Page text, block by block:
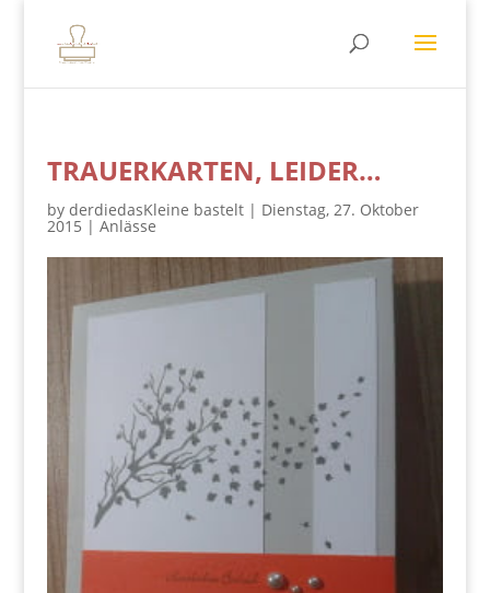
TRAUERKARTEN, LEIDER…
by derdiedasKleine bastelt| Dienstag, 27. Oktober
2015 | Anlässe